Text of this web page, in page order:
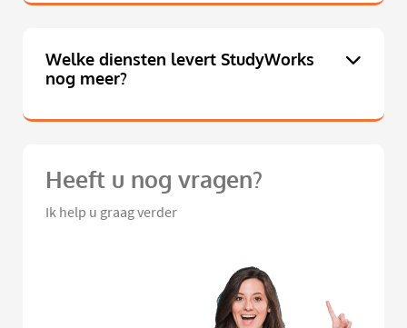
Welke diensten levert StudyWorks
nog meer?
Heeft u nog vragen?
Ik help u graag verder